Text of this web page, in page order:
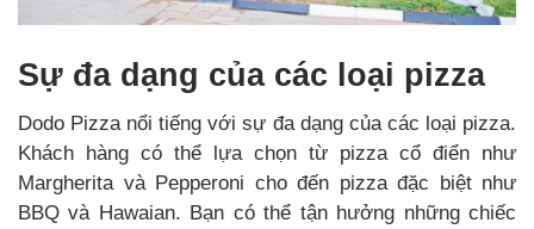
Sự đa dạng của các loại pizza
Dodo Pizza nổi tiếng với sự đa dạng của các loại pizza.
Khách hàng có thể lựa chọn từ pizza cổ điển như
Margherita và Pepperoni cho đến pizza đặc biệt như
BBQ và Hawaian. Bạn có thể tận hưởng những chiếc